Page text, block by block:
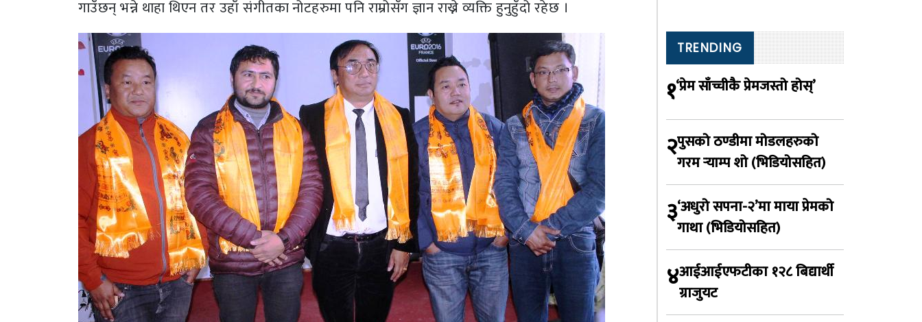
गाउँछन् भन्ने थाहा थिएन तर उहाँ संगीतका नोटहरुमा पनि राम्रोसँग ज्ञान राख्ने व्यक्ति हुनुहुँदो रहेछ ।
TRENDING
१‘प्रेम साँच्चीकै प्रेमजस्तो होस्’
२पुसको ठण्डीमा मोडलहरुको
गरम र्‍याम्प शो (भिडियोसहित)
३‘अधुरो सपना-२’मा माया प्रेमको
गाथा (भिडियोसहित)
४आईआईएफटीका १२८ बिद्यार्थी
ग्राजुयट